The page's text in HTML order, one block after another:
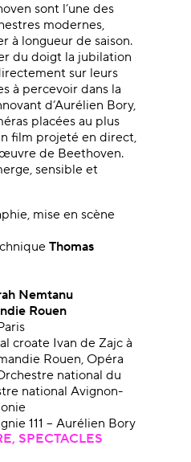
sont l’une des
modernes,
à longueur de saison.
du doigt la jubilation
sur leurs
à percevoir dans la
d’Aurélien Bory,
placées au plus
film projeté en direct,
de Beethoven.
sensible et
mise en scène
Thomas
Nemtanu
Rouen
croate Ivan de Zajc à
Rouen, Opéra
national du
national Avignon-
111 – Aurélien Bory
SPECTACLES